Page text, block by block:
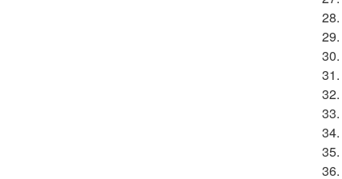
28.
29.
30.
31.
32.
33.
34.
35.
36.